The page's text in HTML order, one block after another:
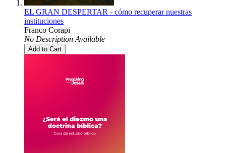
EL GRAN DESPERTAR - cómo recuperar nuestras
instituciones
Franco Corapi
No Description Available
Add to Cart